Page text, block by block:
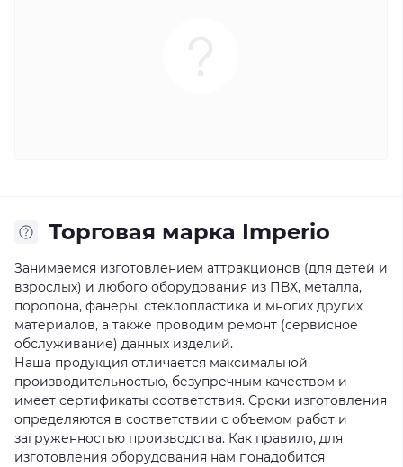
Торговая марка Imperio
Занимаемся изготовлением аттракционов (для детей и
взрослых) и любого оборудования из ПВХ, металла,
поролона, фанеры, стеклопластика и многих других
материалов, а также проводим ремонт (сервисное
обслуживание) данных изделий.
Наша продукция отличается максимальной
производительностью, безупречным качеством и
имеет сертификаты соответствия. Сроки изготовления
определяются в соответствии с объемом работ и
загруженностью производства. Как правило, для
изготовления оборудования нам понадобится